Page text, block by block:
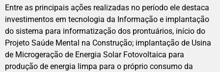
Entre as principais ações realizadas no período ele destaca
investimentos em tecnologia da Informação e implantação
do sistema para informatização dos prontuários, início do
Projeto Saúde Mental na Construção; implantação de Usina
de Microgeração de Energia Solar Fotovoltaica para
produção de energia limpa para o próprio consumo da